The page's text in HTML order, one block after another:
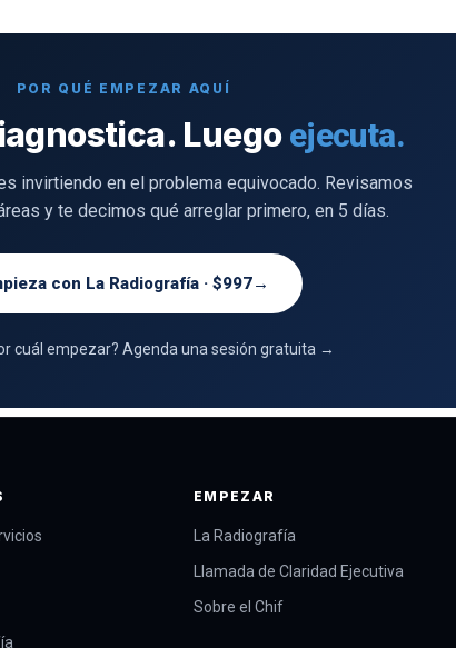
POR QUÉ EMPEZAR AQUÍ
Luego ejecuta.
invirtiendo en el problema equivocado. Revisamos
y te decimos qué arreglar primero, en 5 días.
con La Radiografía · $997→
cuál empezar? Agenda una sesión gratuita →
EMPEZAR
La Radiografía
Llamada de Claridad Ejecutiva
Sobre el Chif